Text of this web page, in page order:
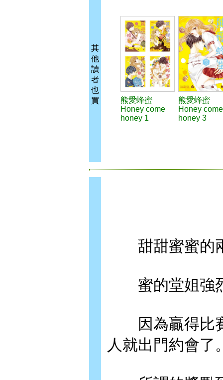
其
他
讀
者
也
買
熊愛蜂蜜
Honey come
honey 1
熊愛蜂蜜
Honey come
honey 3
甜甜蜜蜜的
蜜的堂姐強
因為贏得比賽
人就出門約會了